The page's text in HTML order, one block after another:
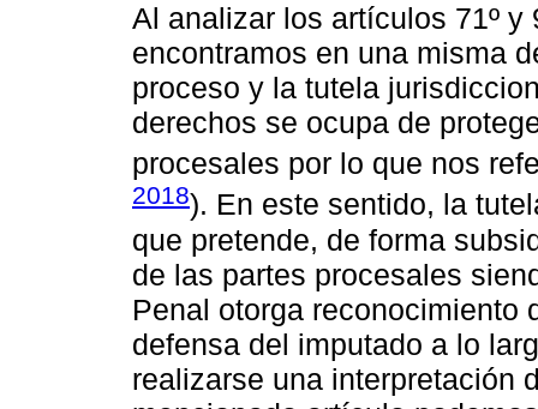
Al analizar los artículos 71º y
encontramos en una misma
proceso y la tutela
derechos se ocupa de
procesales por lo que nos
2018). En este sentido, la
que pretende, de forma
de las partes procesales
Penal otorga reconocimiento
defensa del imputado a lo
realizarse una interpretación